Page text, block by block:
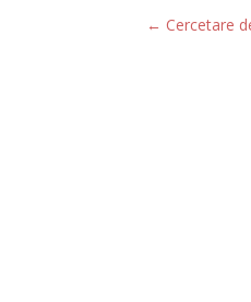
← Cercetare